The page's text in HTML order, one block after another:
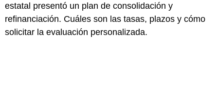
estatal presentó un plan de consolidación y
refinanciación. Cuáles son las tasas, plazos y cómo
solicitar la evaluación personalizada.